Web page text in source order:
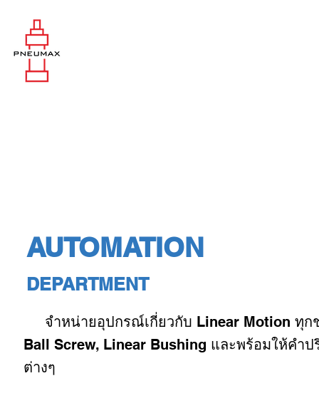
AUTOMATION
DEPARTMENT
จำหน่ายอุปกรณ์เกี่ยวกับ Linear Motion ทุก
Ball Screw, Linear Bushing และพร้อมให้คำ
ต่างๆ